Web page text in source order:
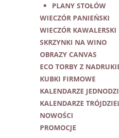
PLANY STOŁÓW
WIECZÓR PANIEŃSKI
WIECZÓR KAWALERSKI
SKRZYNKI NA WINO
OBRAZY CANVAS
ECO TORBY Z
KUBKI FIRMOWE
KALENDARZE
KALENDARZE
NOWOŚCI
PROMOCJE